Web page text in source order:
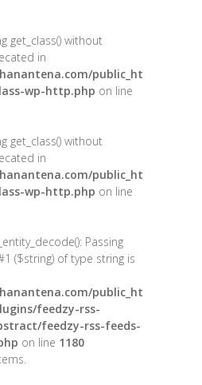
get_class() without
in
public_ht
wp-http.php on line
get_class() without
in
public_ht
wp-http.php on line
Passing
($string) of type string is
public_ht
feedzy-rss-
feedzy-rss-feeds-
on line 1180